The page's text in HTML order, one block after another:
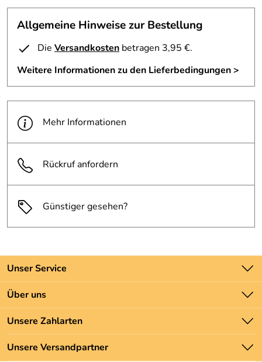
Allgemeine Hinweise zur Bestellung
Die Versandkosten betragen 3,95 €.
Weitere Informationen zu den Lieferbedingungen >
Mehr Informationen
Rückruf anfordern
Günstiger gesehen?
Unser Service
Kontakt
Batteriegesetz
Newsletter
Zahlung und Versand
Über uns
Unsere Bestseller
Marken
Neu
Unsere Zahlarten
Unsere Versandpartner